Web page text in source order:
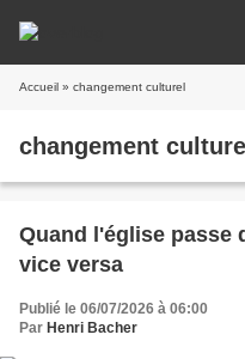
Accueil » changement culturel
changement culturel
Quand l'église passe
vice versa
Publié le 06/07/2026 à 06:00
Par Henri Bacher